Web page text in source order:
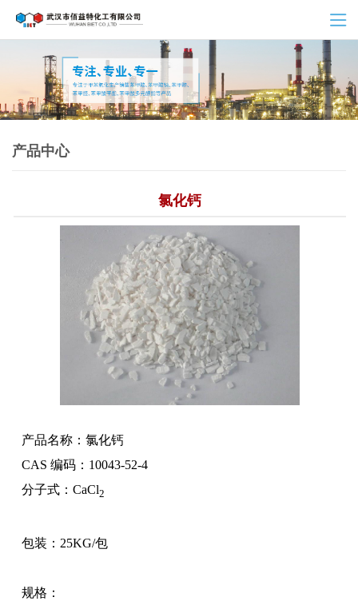
产品中心
氯化钙
产品名称：氯化钙
CAS 编码：10043-52-4
分子式：CaCl2
包装：25KG/包
规格：